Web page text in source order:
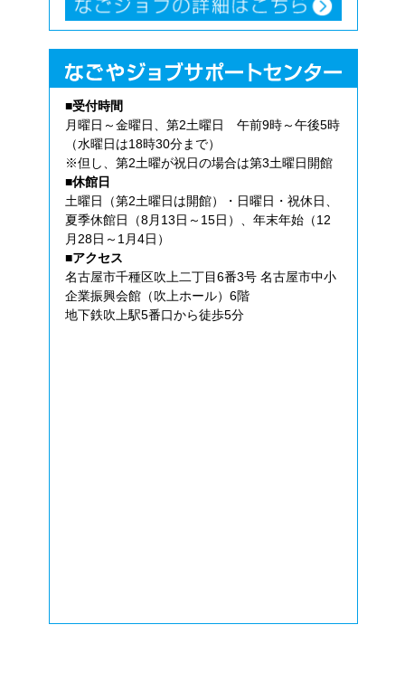
■受付時間
月曜日～金曜日、第2土曜日 午前9時～午後5時
（水曜日は18時30分まで）
※但し、第2土曜が祝日の場合は第3土曜日開館
■休館日
土曜日（第2土曜日は開館）・日曜日・祝休日、
夏季休館日（8月13日～15日）、年末年始（12
月28日～1月4日）
■アクセス
名古屋市千種区吹上二丁目6番3号 名古屋市中小
企業振興会館（吹上ホール）6階
地下鉄吹上駅5番口から徒歩5分